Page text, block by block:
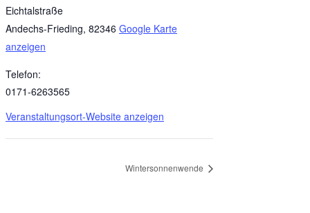
Eichtalstraße
Andechs-Frieding, 82346 Google Karte
anzeigen
Telefon:
0171-6263565
Veranstaltungsort-Website anzeigen
Wintersonnenwende